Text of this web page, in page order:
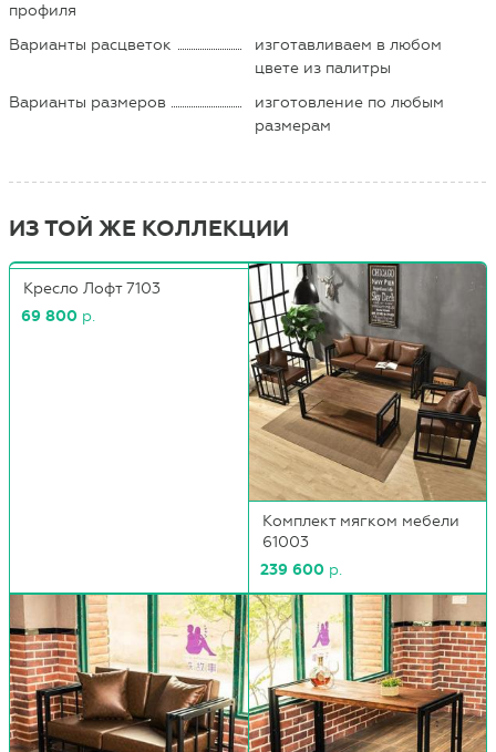
профиля
Варианты расцветок
изготавливаем в любом
цвете из палитры
Варианты размеров
изготовление по любым
размерам
ИЗ ТОЙ ЖЕ КОЛЛЕКЦИИ
Кресло Лофт 7103
69 800 р.
Комплект мягком мебели
61003
239 600 р.